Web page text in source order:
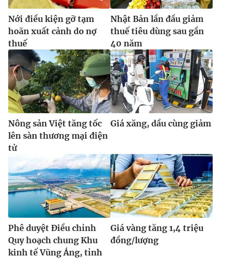
Ðiện thoại Thời báo VTV:024.66 897 897
Email:toasoan@vtv.vn
Liên hệ quảng cáo:024-7300.7108
® Cấm sao chép dưới mọi hình thức nếu không có sự chấp
thuận bằng văn bản. Ghi rõ nguồn VTV.vn khi phát hành lại
thông tin từ website này.
Nới điều kiện gỡ tạm
hoãn xuất cảnh do nợ
thuế
Nhật Bản lần đầu giảm
thuế tiêu dùng sau gần
40 năm
Nông sản Việt tăng tốc
lên sàn thương mại điện
tử
Giá xăng, dầu cùng giảm
Phê duyệt Điều chỉnh
Quy hoạch chung Khu
kinh tế Vũng Áng, tỉnh
Giá vàng tăng 1,4 triệu
đồng/lượng